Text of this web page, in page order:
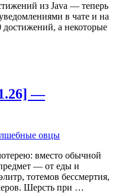
из Java — теперь
в чате и на
достижений, а некоторые
—
вместо обычной
— от еды и
тотемов бессмертия,
Шерсть при …